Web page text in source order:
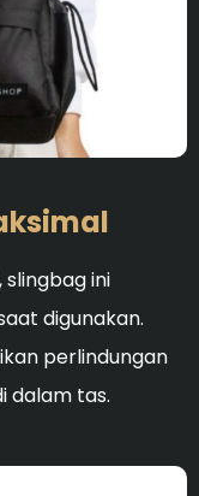
ini
digunakan.
perlindungan
dalam tas.